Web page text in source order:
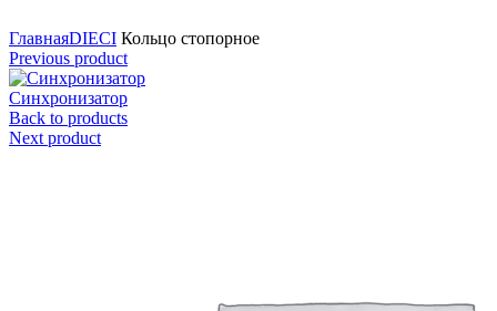
ГлавнаяDIECI Кольцо стопорное
Previous product
Синхронизатор
Back to products
Next product